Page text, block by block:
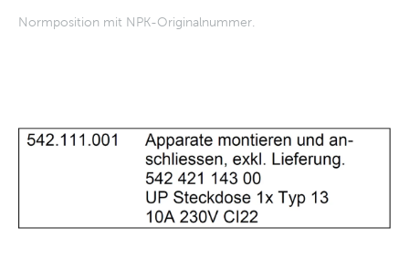
Normposition mit NPK-Originalnummer.